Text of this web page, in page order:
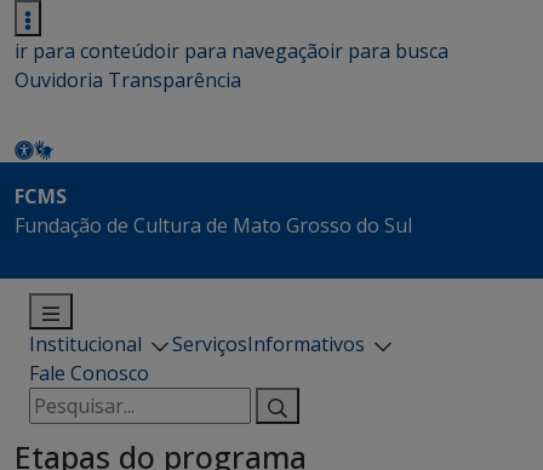
ir para conteúdoir para navegaçãoir para busca
Ouvidoria Transparência
FCMS
Fundação de Cultura de Mato Grosso do Sul
Institucional ServiçosInformativos
Fale Conosco
Pesquisar
por:
Etapas do programa